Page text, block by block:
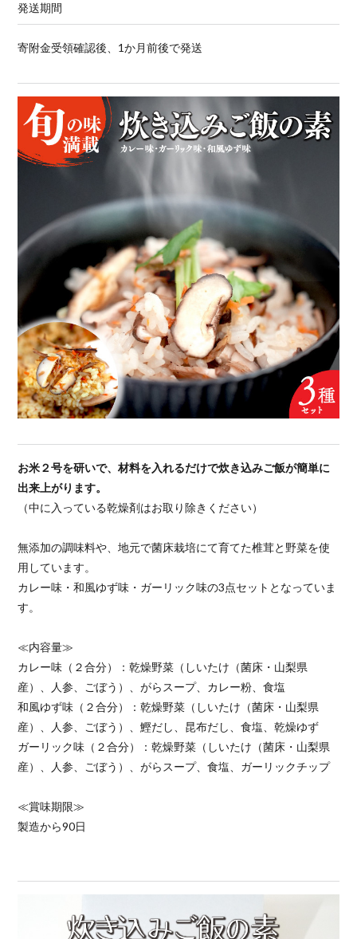
発送期間
寄附金受領確認後、1か月前後で発送
お米２号を研いで、材料を入れるだけで炊き込みご飯が簡単に
出来上がります。
（中に入っている乾燥剤はお取り除きください）
無添加の調味料や、地元で菌床栽培にて育てた椎茸と野菜を使
用しています。
カレー味・和風ゆず味・ガーリック味の3点セットとなっていま
す。
≪内容量≫
カレー味（２合分）：乾燥野菜（しいたけ（菌床・山梨県
産）、人参、ごぼう）、がらスープ、カレー粉、食塩
和風ゆず味（２合分）：乾燥野菜（しいたけ（菌床・山梨県
産）、人参、ごぼう）、鰹だし、昆布だし、食塩、乾燥ゆず
ガーリック味（２合分）：乾燥野菜（しいたけ（菌床・山梨県
産）、人参、ごぼう）、がらスープ、食塩、ガーリックチップ
≪賞味期限≫
製造から90日